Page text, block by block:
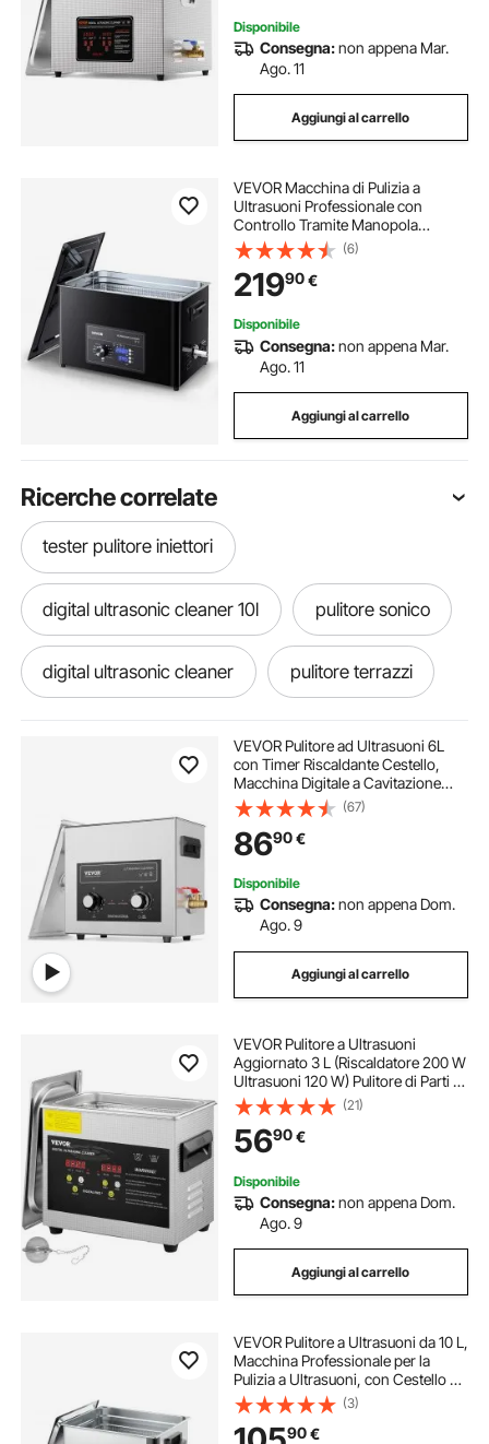
Disponibile
Consegna:non appena Mar.
Ago. 11
Aggiungi al carrello
VEVOR Macchina di Pulizia a
Ultrasuoni Professionale con
Controllo Tramite Manopola
Rotante, Capacita di 30 L con
Cestello e Sfera di Pulizia, Pulitore a
Ultrasuoni per Orologi, Rasoi,
Gioielli
(6)
21990€
Disponibile
Consegna:non appena Mar.
Ago. 11
Aggiungi al carrello
Ricerche correlate
tester pulitore iniettori
digital ultrasonic cleaner 10l pulitore sonico
digital ultrasonic cleaner pulitore terrazzi
pulitore lavatrice
10l ultrasonic cleaner pulitore per acquari
l&r ultrasonic cleaner ultrasonic cleaner
professional ultrasonic cleaner
VEVOR Pulitore ad Ultrasuoni 6L
con Timer Riscaldante Cestello,
Macchina Digitale a Cavitazione
Sonica, Pulitrice Ultrasuoni 180 W
per Strumenti di Orologi, Occhiali,
Monete, Utensili Metallici
(67)
8690€
Disponibile
Consegna:non appena Dom.
Ago. 9
Aggiungi al carrello
VEVOR Pulitore a Ultrasuoni
Aggiornato 3 L (Riscaldatore 200 W
Ultrasuoni 120 W) Pulitore di Parti a
Ultrasuoni da Laboratorio Digitale
con Riscaldamento per Pulizia di
Parti di Occhiali Gioielli
(21)
5690€
Disponibile
Consegna:non appena Dom.
Ago. 9
Aggiungi al carrello
VEVOR Pulitore a Ultrasuoni da 10 L,
Macchina Professionale per la
Pulizia a Ultrasuoni, con Cestello di
Pulizia e Schermo Digitale, in
Acciaio Inox da 180 W e 40 kHz per
Orologi, Rasoi, Gioielli
(3)
90€